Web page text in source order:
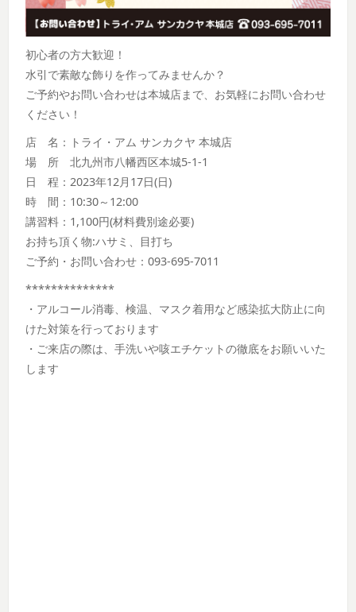
初心者の方大歓迎！
水引で素敵な飾りを作ってみませんか？
ご予約やお問い合わせは本城店まで、お気軽にお問い合わせ
ください！
店 名：トライ・アム サンカクヤ 本城店
場 所 北九州市八幡西区本城5-1-1
日 程：2023年12月17日(日)
時 間：10:30～12:00
講習料：1,100円(材料費別途必要)
お持ち頂く物:ハサミ、目打ち
ご予約・お問い合わせ：093-695-7011
**************
・アルコール消毒、検温、マスク着用など感染拡大防止に向
けた対策を行っております
・ご来店の際は、手洗いや咳エチケットの徹底をお願いいた
します